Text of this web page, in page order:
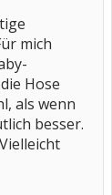
mich
Hose
als wenn
besser.